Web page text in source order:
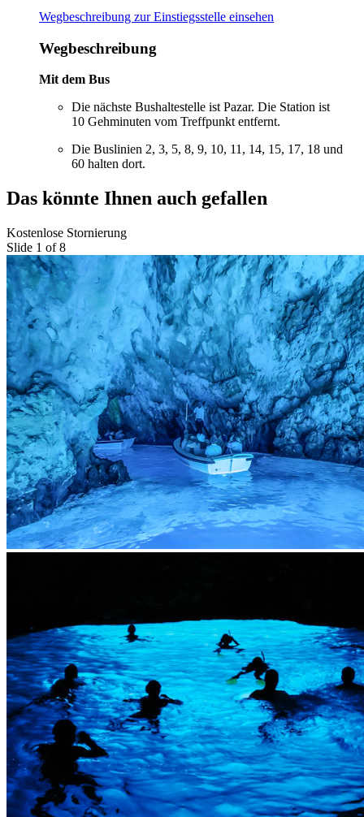
Wegbeschreibung zur Einstiegsstelle einsehen
Wegbeschreibung
Mit dem Bus
Die nächste Bushaltestelle ist Pazar. Die Station ist
10 Gehminuten vom Treffpunkt entfernt.
Die Buslinien 2, 3, 5, 8, 9, 10, 11, 14, 15, 17, 18 und
60 halten dort.
Das könnte Ihnen auch gefallen
Kostenlose Stornierung
Slide 1 of 8